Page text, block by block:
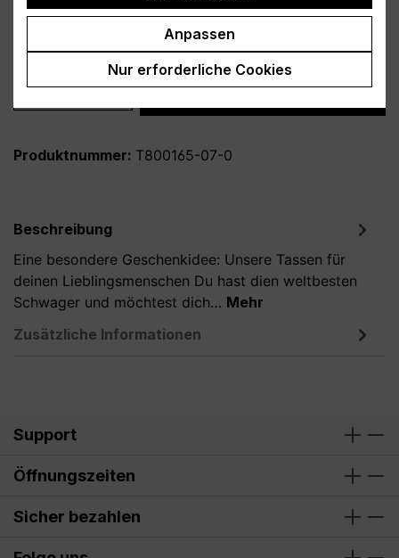
Varianteauswählen
ohne Personalisierung
Produkt Anzahl: Gib den gewünschten
Produktnummer: T800165-07-0
Beschreibung
Eine besondere Geschenkidee: Unsere Tassen für
deinen Lieblingsmenschen Du hast dien weltbesten
Schwager und möchtest dich… Mehr
Zusätzliche Informationen
Support
Öffnungszeiten
Sicher bezahlen
Anpassen
Nur erforderliche Cookies